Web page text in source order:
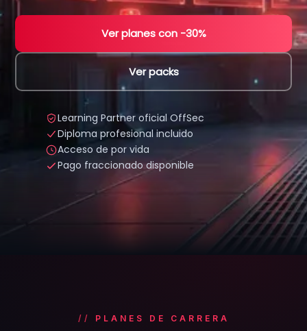
Ver planes con −30%
Ver packs
Learning Partner oficial OffSec
Diploma profesional incluido
Acceso de por vida
Pago fraccionado disponible
PLANES DE CARRERA